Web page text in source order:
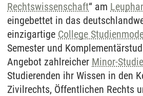
Rechtswissenschaft“ am
eingebettet in das
einzigartige College
Semester und
Angebot zahlreicher Minor-
Studierenden ihr Wissen in den
Zivilrechts, Öffentlichen Rechts